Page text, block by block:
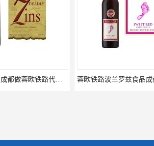
蓉欧铁路波兰罗兹食品成都清关物流